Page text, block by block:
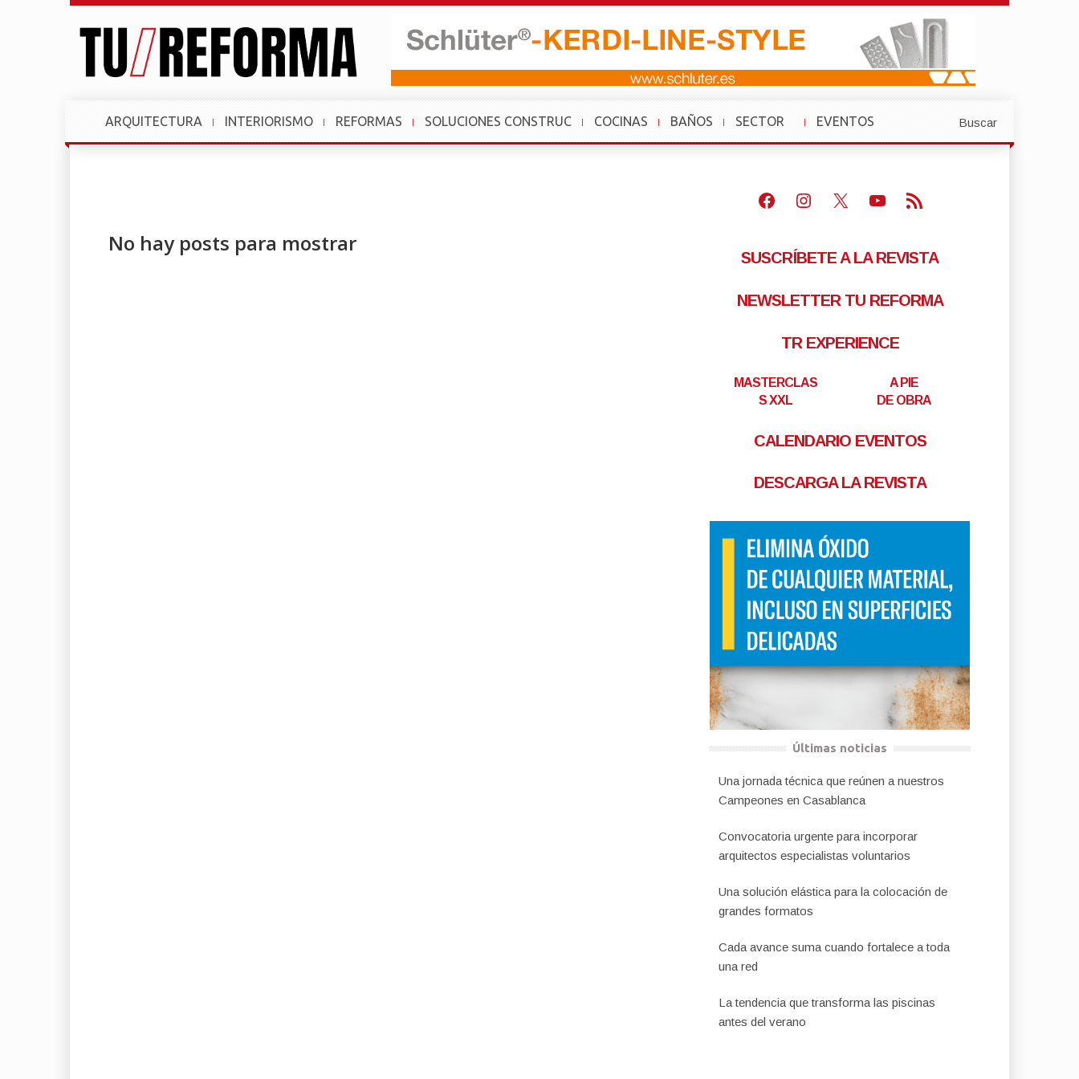
ARQUITECTURA INTERIORISMO REFORMAS SOLUCIONES CONSTRUC COCINAS BAÑOS
SECTOR
»
EVENTOS
»
Buscar
No hay posts para mostrar
Facebook
Instagram
X Youtube
Feed RSS
SUSCRÍBETE A LA REVISTA
NEWSLETTER TU REFORMA
TR EXPERIENCE
MASTERCLAS
S XXL
A PIE
DE OBRA
CALENDARIO EVENTOS
DESCARGA LA REVISTA
Últimas noticias
Una jornada técnica que reúnen a nuestros
Campeones en Casablanca
Convocatoria urgente para incorporar
arquitectos especialistas voluntarios
Una solución elástica para la colocación de
grandes formatos
Cada avance suma cuando fortalece a toda
una red
La tendencia que transforma las piscinas
antes del verano